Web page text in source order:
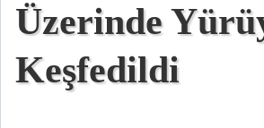
Üzerinde
Keşfedildi